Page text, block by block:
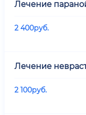
Лечение
2 400руб.
Лечение
2 100руб.